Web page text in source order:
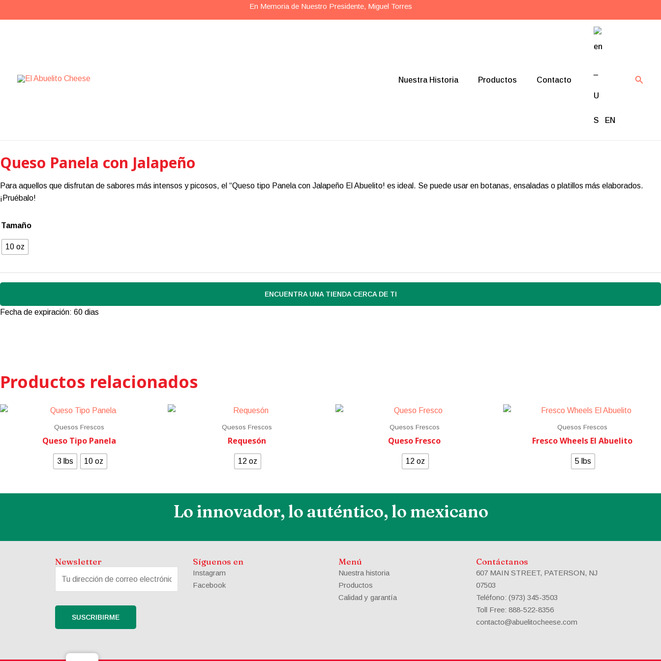
al
En Memoria de Nuestro Presidente, Miguel Torres
Nuestra Historia Productos Contacto
EN
Queso Panela con Jalapeño
Para aquellos que disfrutan de sabores más intensos y picosos, el “Queso tipo Panela con Jalapeño El Abuelito! es ideal. Se puede usar en botanas, ensaladas o platillos más elaborados.
¡Pruébalo!
Tamaño
10 oz
ENCUENTRA UNA TIENDA CERCA DE TI
Fecha de expiración: 60 dias
Productos relacionados
Quesos Frescos
Queso Tipo Panela
3 lbs 10 oz
Quesos Frescos
Requesón
12 oz
Quesos Frescos
Queso Fresco
12 oz
Quesos Frescos
Fresco Wheels El Abuelito
5 lbs
Lo innovador, lo auténtico, lo mexicano
Newsletter Síguenos en
Instagram
Facebook
Menú
Nuestra historia
Productos
Calidad y garantía
Contáctanos
607 MAIN STREET, PATERSON, NJ
07503
Teléfono: (973) 345-3503
Toll Free: 888-522-8356
contacto@abuelitocheese.com